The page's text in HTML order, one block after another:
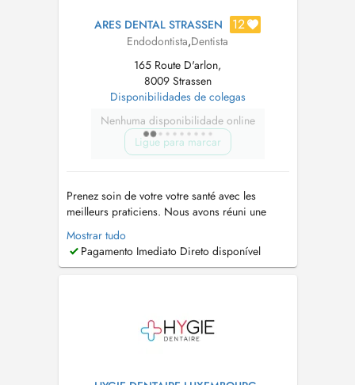
ARES DENTAL STRASSEN 12
Endodontista,Dentista
165 Route D'arlon,
8009 Strassen
Disponibilidades de colegas
Nenhuma disponibilidade online
Ligue para marcar
Prenez soin de votre votre santé avec les
meilleurs praticiens. Nous avons réuni une
équipe de dentistes généraliste et spécialiste
pour prendre soin de vous rapidement et
efficacement. Lorsque vous avez un problème
Mostrar tudo
Pagamento Imediato Direto disponível